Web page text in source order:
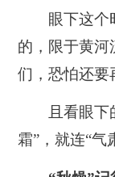
眼下这个
的，限于黄河
们，恐怕还要
且看眼
霜”，就连“气